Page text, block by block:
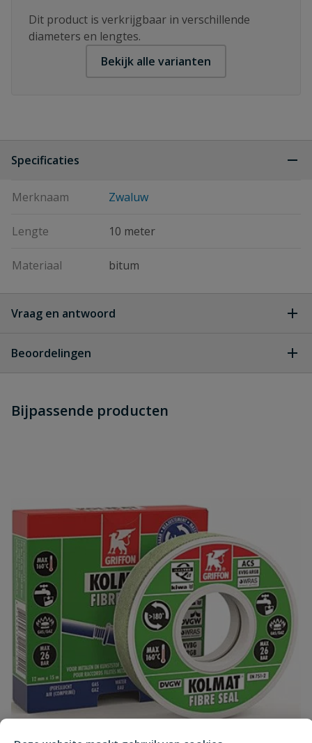
Dit product is verkrijgbaar in verschillende
diameters en lengtes.
Bekijk alle varianten
Specificaties
Merknaam Zwaluw
Lengte 10 meter
Materiaal bitum
Vraag en antwoord
dit product?
Beoordelingen
Schrijf zelf een beoordeling
Naam
Samenvatting
Beoordeling
Bijpassende producten